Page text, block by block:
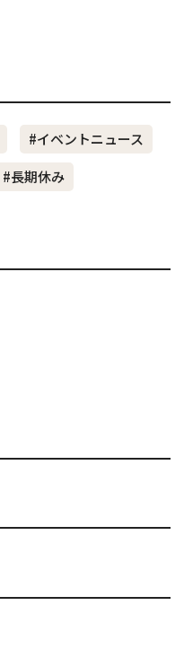
#イベントニュース
#長期休み